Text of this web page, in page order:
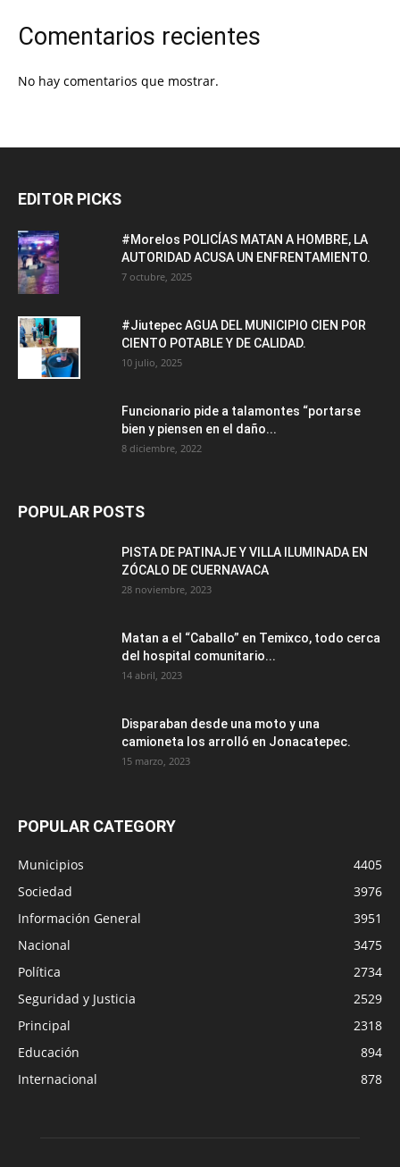
Comentarios recientes
No hay comentarios que mostrar.
EDITOR PICKS
#Morelos POLICÍAS MATAN A HOMBRE, LA
AUTORIDAD ACUSA UN ENFRENTAMIENTO.
7 octubre, 2025
#Jiutepec AGUA DEL MUNICIPIO CIEN POR
CIENTO POTABLE Y DE CALIDAD.
10 julio, 2025
Funcionario pide a talamontes “portarse
bien y piensen en el daño...
8 diciembre, 2022
POPULAR POSTS
PISTA DE PATINAJE Y VILLA ILUMINADA EN
ZÓCALO DE CUERNAVACA
28 noviembre, 2023
Matan a el “Caballo” en Temixco, todo cerca
del hospital comunitario...
14 abril, 2023
Disparaban desde una moto y una
camioneta los arrolló en Jonacatepec.
15 marzo, 2023
POPULAR CATEGORY
Municipios
4405
Sociedad
3976
Información General
3951
Nacional
3475
Política
2734
Seguridad y Justicia
2529
Principal
2318
Educación
894
Internacional
878